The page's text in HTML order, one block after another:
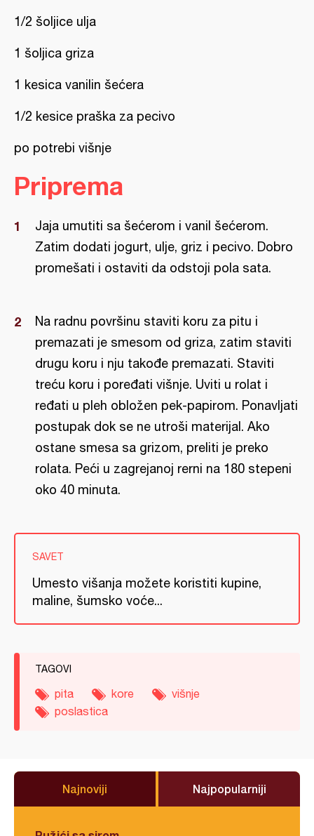
1/2 šoljice ulja
1 šoljica griza
1 kesica vanilin šećera
1/2 kesice praška za pecivo
po potrebi višnje
Priprema
Jaja umutiti sa šećerom i vanil šećerom.
Zatim dodati jogurt, ulje, griz i pecivo. Dobro
promešati i ostaviti da odstoji pola sata.
Na radnu površinu staviti koru za pitu i
premazati je smesom od griza, zatim staviti
drugu koru i nju takođe premazati. Staviti
treću koru i poređati višnje. Uviti u rolat i
ređati u pleh obložen pek-papirom. Ponavljati
postupak dok se ne utroši materijal. Ako
ostane smesa sa grizom, preliti je preko
rolata. Peći u zagrejanoj rerni na 180 stepeni
oko 40 minuta.
SAVET
Umesto višanja možete koristiti kupine,
maline, šumsko voće...
TAGOVI
pita kore
višnje
poslastica
Najnoviji Najpopularniji